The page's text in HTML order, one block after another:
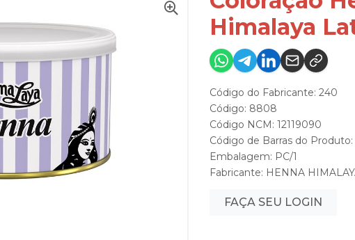
Himalaya
Código do Fabricante: 240
Código: 8808
Código NCM: 12119090
Código de Barras do
Embalagem: PC/1
Fabricante: HENNA
FAÇA SEU LOGIN